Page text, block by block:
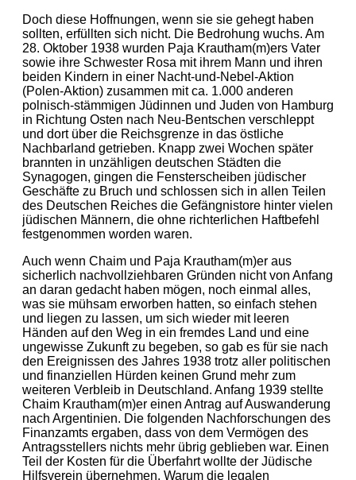
Doch diese Hoffnungen, wenn sie sie gehegt haben
sollten, erfüllten sich nicht. Die Bedrohung wuchs. Am
28. Oktober 1938 wurden Paja Krautham(m)ers Vater
sowie ihre Schwester Rosa mit ihrem Mann und ihren
beiden Kindern in einer Nacht-und-Nebel-Aktion
(Polen-Aktion) zusammen mit ca. 1.000 anderen
polnisch-stämmigen Jüdinnen und Juden von Hamburg
in Richtung Osten nach Neu-Bentschen verschleppt
und dort über die Reichsgrenze in das östliche
Nachbarland getrieben. Knapp zwei Wochen später
brannten in unzähligen deutschen Städten die
Synagogen, gingen die Fensterscheiben jüdischer
Geschäfte zu Bruch und schlossen sich in allen Teilen
des Deutschen Reiches die Gefängnistore hinter vielen
jüdischen Männern, die ohne richterlichen Haftbefehl
festgenommen worden waren.
Auch wenn Chaim und Paja Krautham(m)er aus
sicherlich nachvollziehbaren Gründen nicht von Anfang
an daran gedacht haben mögen, noch einmal alles,
was sie mühsam erworben hatten, so einfach stehen
und liegen zu lassen, um sich wieder mit leeren
Händen auf den Weg in ein fremdes Land und eine
ungewisse Zukunft zu begeben, so gab es für sie nach
den Ereignissen des Jahres 1938 trotz aller politischen
und finanziellen Hürden keinen Grund mehr zum
weiteren Verbleib in Deutschland. Anfang 1939 stellte
Chaim Krautham(m)er einen Antrag auf Auswanderung
nach Argentinien. Die folgenden Nachforschungen des
Finanzamts ergaben, dass von dem Vermögen des
Antragsstellers nichts mehr übrig geblieben war. Einen
Teil der Kosten für die Überfahrt wollte der Jüdische
Hilfsverein übernehmen. Warum die legalen